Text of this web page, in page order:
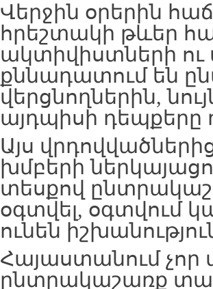
Վերջին օրերին
հրեշտակի թևեր
ակտիվիստների ու
քննադատում են
վերցնողներին,
այդպիսի
Այս
խմբերի
տեսքով
օգտվել, օգտվում
ունեն
Հայաստանում չոր
ընտրակաշառք